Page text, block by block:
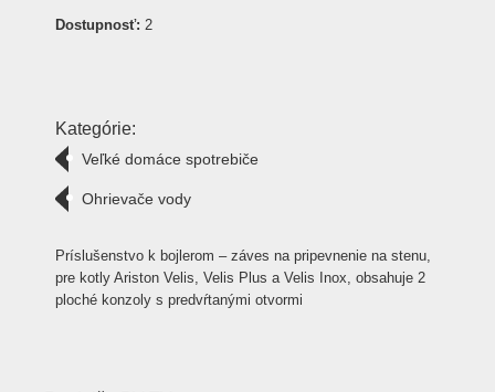
Dostupnosť: 2
Kategórie:
Veľké domáce spotrebiče
Ohrievače vody
Príslušenstvo k bojlerom – záves na pripevnenie na stenu,
pre kotly Ariston Velis, Velis Plus a Velis Inox, obsahuje 2
ploché konzoly s predvŕtanými otvormi